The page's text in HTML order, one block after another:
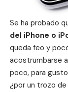
Se ha probado
del iPhone o
queda feo y
acostrumbarse
poco, para
¿por un trozo